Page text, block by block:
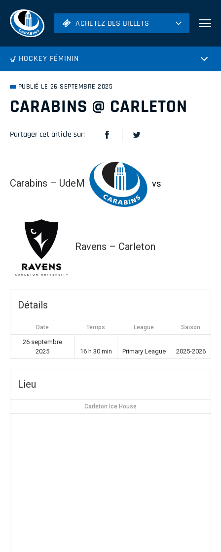
ACHETEZ DES BILLETS
Hockey
Volleyball
ACHETEZ DES BILLETS
HOCKEY FÉMININ
PUBLIÉ LE 26 SEPTEMBRE 2025
CARABINS @ CARLETON
Partager cet article sur:
Carabins – UdeM vs
Ravens – Carleton
Détails
Date Temps League Saison
26 septembre
2025
16 h 30 min Primary League 2025-2026
Lieu
Carleton Ice House